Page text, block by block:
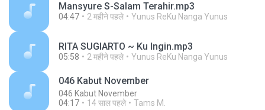
Mansyure S-Salam Terahir.mp3
04:47 2 महीने पहले Yunus ReKu Nanga Yunus
RITA SUGIARTO ~ Ku Ingin.mp3
05:58 2 महीने पहले Yunus ReKu Nanga Yunus
046 Kabut November
046 Kabut November
04:17
14 साल पहले Tams M.